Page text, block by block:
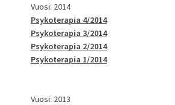
Vuosi: 2014
Psykoterapia 4/2014
Psykoterapia 3/2014
Psykoterapia 2/2014
Psykoterapia 1/2014
Vuosi: 2013